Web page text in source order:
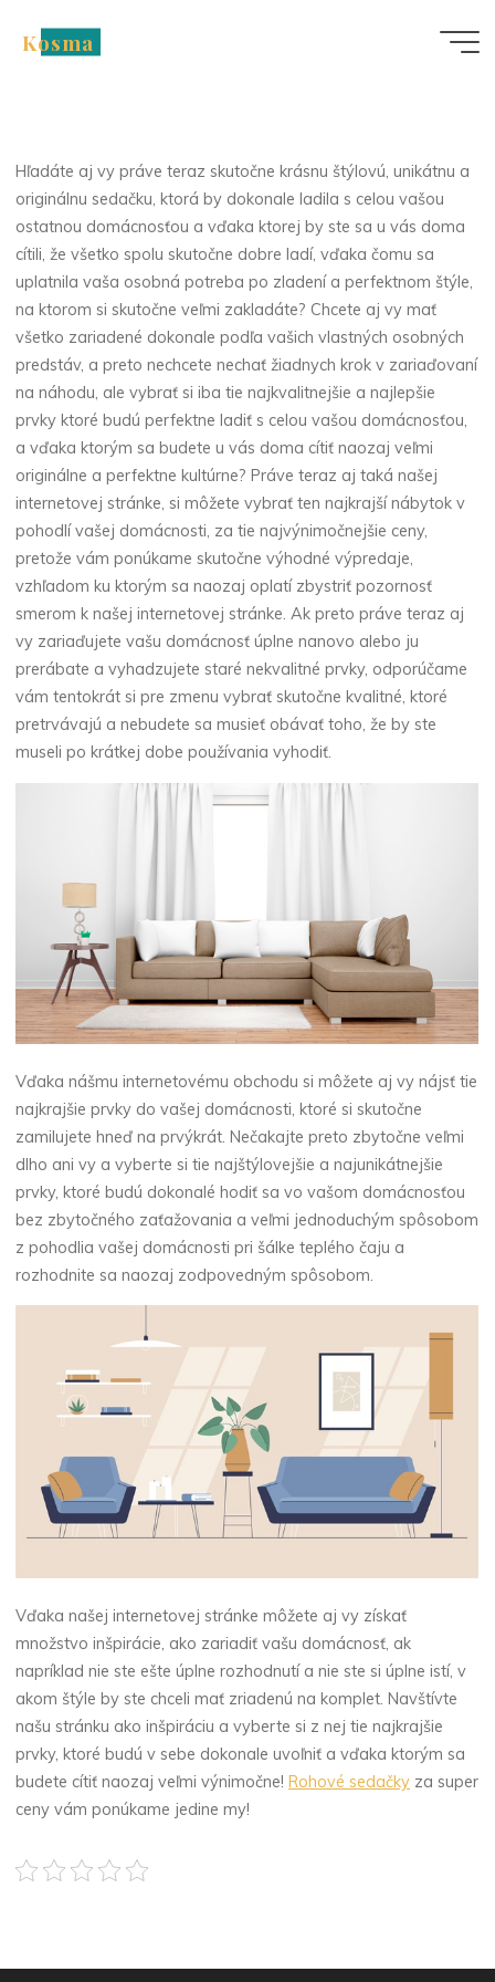
Kosma
Hľadáte aj vy práve teraz skutočne krásnu štýlovú, unikátnu a
originálnu sedačku, ktorá by dokonale ladila s celou vašou
ostatnou domácnosťou a vďaka ktorej by ste sa u vás doma
cítili, že všetko spolu skutočne dobre ladí, vďaka čomu sa
uplatnila vaša osobná potreba po zladení a perfektnom štýle,
na ktorom si skutočne veľmi zakladáte? Chcete aj vy mať
všetko zariadené dokonale podľa vašich vlastných osobných
predstáv, a preto nechcete nechať žiadnych krok v zariaďovaní
na náhodu, ale vybrať si iba tie najkvalitnejšie a najlepšie
prvky ktoré budú perfektne ladiť s celou vašou domácnosťou,
a vďaka ktorým sa budete u vás doma cítiť naozaj veľmi
originálne a perfektne kultúrne? Práve teraz aj taká našej
internetovej stránke, si môžete vybrať ten najkrajší nábytok v
pohodlí vašej domácnosti, za tie najvýnimočnejšie ceny,
pretože vám ponúkame skutočne výhodné výpredaje,
vzhľadom ku ktorým sa naozaj oplatí zbystriť pozornosť
smerom k našej internetovej stránke. Ak preto práve teraz aj
vy zariaďujete vašu domácnosť úplne nanovo alebo ju
prerábate a vyhadzujete staré nekvalitné prvky, odporúčame
vám tentokrát si pre zmenu vybrať skutočne kvalitné, ktoré
pretrvávajú a nebudete sa musieť obávať toho, že by ste
museli po krátkej dobe používania vyhodiť.
Vďaka nášmu internetovému obchodu si môžete aj vy nájsť tie
najkrajšie prvky do vašej domácnosti, ktoré si skutočne
zamilujete hneď na prvýkrát. Nečakajte preto zbytočne veľmi
dlho ani vy a vyberte si tie najštýlovejšie a najunikátnejšie
prvky, ktoré budú dokonalé hodiť sa vo vašom domácnosťou
bez zbytočného zaťažovania a veľmi jednoduchým spôsobom
z pohodlia vašej domácnosti pri šálke teplého čaju a
rozhodnite sa naozaj zodpovedným spôsobom.
Vďaka našej internetovej stránke môžete aj vy získať
množstvo inšpirácie, ako zariadiť vašu domácnosť, ak
napríklad nie ste ešte úplne rozhodnutí a nie ste si úplne istí, v
akom štýle by ste chceli mať zriadenú na komplet. Navštívte
našu stránku ako inšpiráciu a vyberte si z nej tie najkrajšie
prvky, ktoré budú v sebe dokonale uvoľniť a vďaka ktorým sa
budete cítiť naozaj veľmi výnimočne!Rohové sedačky za super
ceny vám ponúkame jedine my!